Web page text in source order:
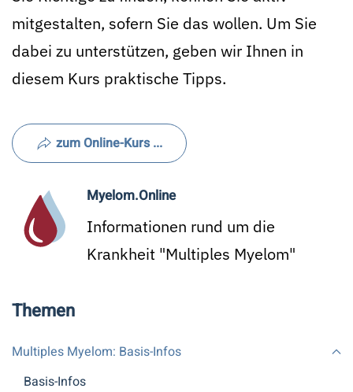
mitgestalten, sofern Sie das wollen. Um Sie
dabei zu unterstützen, geben wir Ihnen in
diesem Kurs praktische Tipps.
zum Online-Kurs ...
Myelom.Online
Informationen rund um die
Krankheit "Multiples Myelom"
Themen
Multiples Myelom: Basis-Infos
Basis-Infos